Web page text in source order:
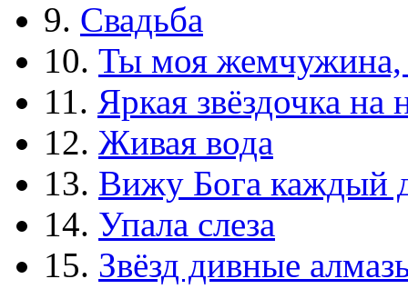
9. Свадьба
10. Ты моя жемчужина,
11. Яркая звёздочка на
12. Живая вода
13. Вижу Бога каждый
14. Упала слеза
15. Звёзд дивные